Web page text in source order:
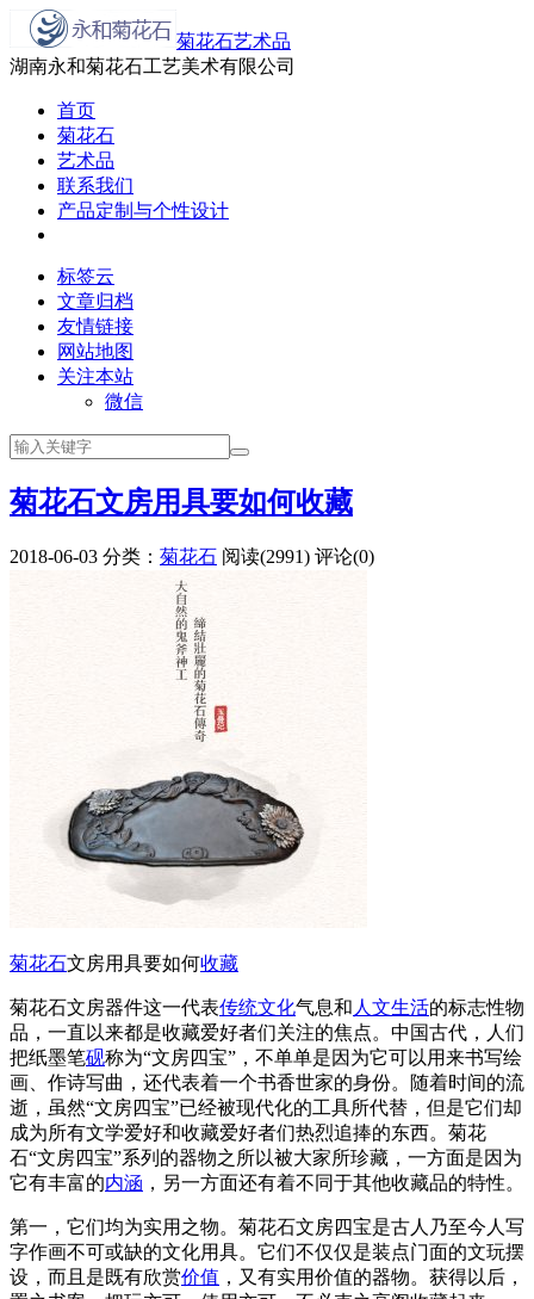
菊花石艺术品
湖南永和菊花石工艺美术有限公司
首页
菊花石
艺术品
联系我们
产品定制与个性设计
标签云
文章归档
友情链接
网站地图
关注本站
微信
菊花石文房用具要如何收藏
2018-06-03 分类： 菊花石 阅读(2991) 评论(0)
菊花石文房用具要如何收藏
菊花石文房器件这一代表传统文化气息和 人文生活的标志性物
品，一直以来都是收藏爱好者们关注的焦点。中国古代，人们
把纸墨笔砚称为“文房四宝”，不单单是因为它可以用来书写绘
画、作诗写曲，还代表着一个书香世家的身份。随着时间的流
逝，虽然“文房四宝”已经被现代化的工具所代替，但是它们却
成为所有文学爱好和收藏爱好者们热烈追捧的东西。菊花
石“文房四宝”系列的器物之所以被大家所珍藏，一方面是因为
它有丰富的内涵 ，另一方面还有着不同于其他收藏品的特性。
第一，它们均为实用之物。菊花石文房四宝是古人乃至今人写
字作画不可或缺的文化用具。它们不仅仅是装点门面的文玩摆
设，而且是既有欣赏价值 ，又有实用价值的器物。获得以后，